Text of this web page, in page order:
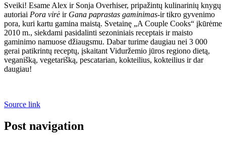
Sveiki! Esame Alex ir Sonja Overhiser, pripažintų kulinarinių knygų
autoriai Pora virė ir Gana paprastas gaminimas-ir tikro gyvenimo
pora, kuri kartu gamina maistą. Svetainę „A Couple Cooks“ įkūrėme
2010 m., siekdami pasidalinti sezoniniais receptais ir maisto
gaminimo namuose džiaugsmu. Dabar turime daugiau nei 3 000
gerai patikrintų receptų, įskaitant Viduržemio jūros regiono dietą,
veganišką, vegetarišką, pescatarian, kokteilius, kokteilius ir dar
daugiau!
Source link
Post navigation